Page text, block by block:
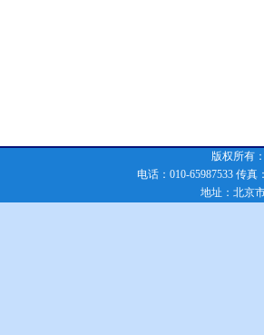
版权所有
电话：010-65987533 传真
地址：北京